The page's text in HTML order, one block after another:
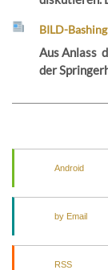
BILD-
Aus Anlass
der
Android
by Email
RSS